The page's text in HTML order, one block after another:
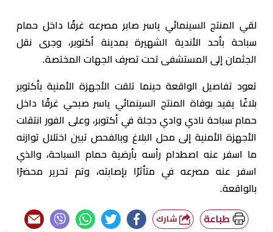
لقي المنتج السينمائي ياسر صابر مصرعه غرقًا داخل حمام
سباحة بأحد الأندية الشهيرة بمدينة أكتوبر، وجرى نقل
الجثمان إلى المستشفى تحت تصرف الجهات المختصة.
تعود تفاصيل الواقعة حينما تلقت الأجهزة الأمنية بأكتوبر
بلاغًا يفيد بوفاة المنتج السينمائي ياسر صبحي غرقًا داخل
حمام سباحة نادي وادي دجلة في أكتوبر، وعلى الفور انتقلت
الأجهزة الأمنية إلى محل البلاغ وبالفحص تبين اختلال توازنه
ما اسفر عنه اصطدام رأسه بأرضية حمام السباحة، والذي
اسفر عنه مصرعه في متأثرًا بإصابته، وتم تحرير محضرًا
بالواقعة.
طباعة